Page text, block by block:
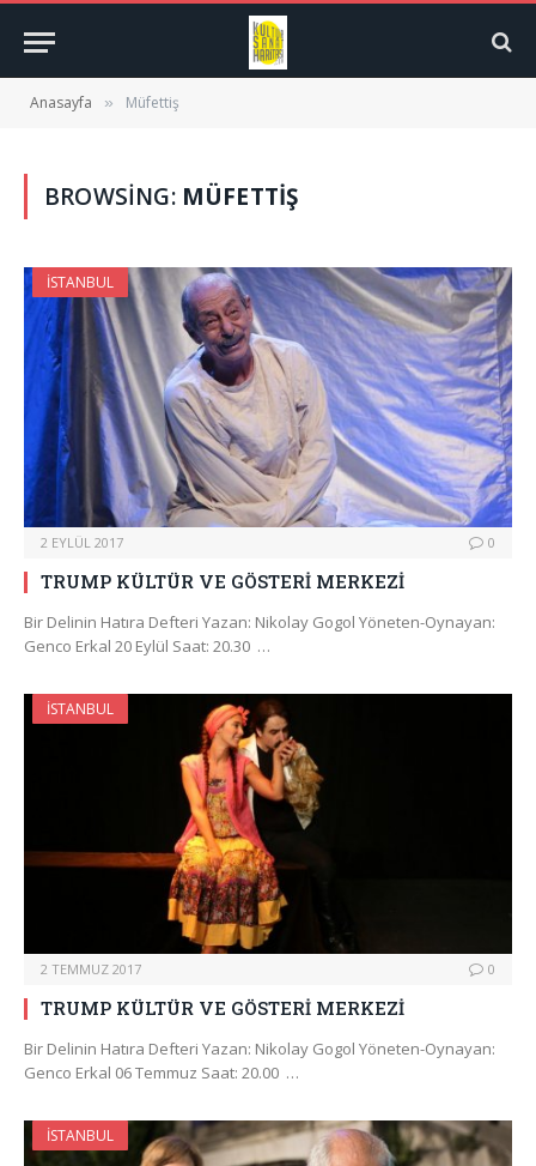
Anasayfa » Müfettiş
BROWSING: MÜFETTIŞ
İSTANBUL
2 EYLÜL 2017 0
TRUMP KÜLTÜR VE GÖSTERİ MERKEZİ
Bir Delinin Hatıra Defteri Yazan: Nikolay Gogol Yöneten-Oynayan:
Genco Erkal 20 Eylül Saat: 20.30 …
İSTANBUL
2 TEMMUZ 2017 0
TRUMP KÜLTÜR VE GÖSTERİ MERKEZİ
Bir Delinin Hatıra Defteri Yazan: Nikolay Gogol Yöneten-Oynayan:
Genco Erkal 06 Temmuz Saat: 20.00 …
İSTANBUL